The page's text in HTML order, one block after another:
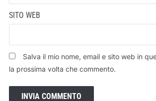
SITO WEB
Salva il mio nome, email e sito web in
la prossima volta che commento.